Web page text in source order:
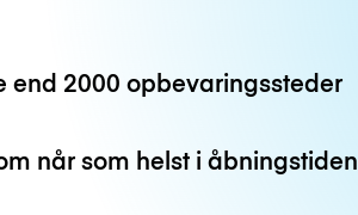
end 2000 opbevaringssteder
når som helst i åbningstiden